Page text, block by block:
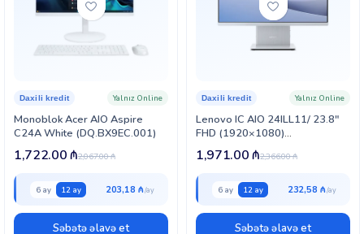
Monoblok Acer AIO Aspire
C24A White (DQ.BX9EC.001)
Daxili kredit Yalnız Online
2,067.00₼
1,722.00₼
6 ay 12 ay 203,18 ₼
Səbətə əlavə et
Lenovo IC AIO 24ILL11/ 23.8″
FHD (1920×1080)
(F0JY004WRU)
Daxili kredit Yalnız Online
2,366.00₼
1,971.00₼
6 ay 12 ay 232,58 ₼
Səbətə əlavə et